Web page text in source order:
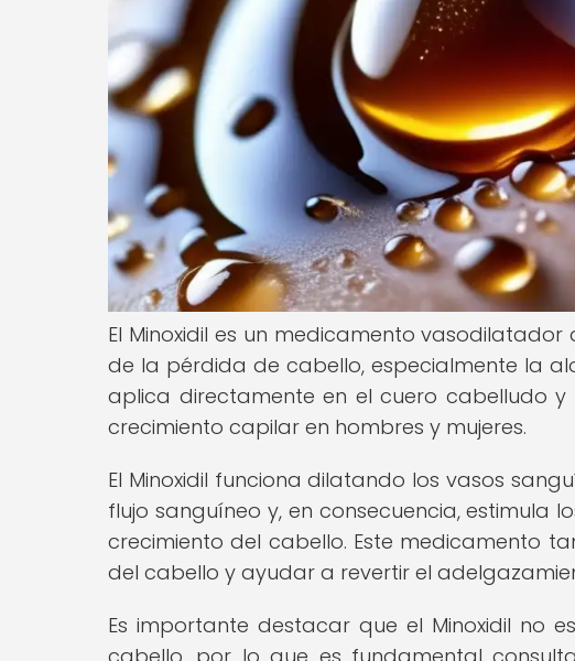
El Minoxidil es un medicamento
de la pérdida de cabello, especialmente la
aplica directamente en el cuero cabelludo
crecimiento capilar en hombres y mujeres.
El Minoxidil funciona dilatando los vasos
flujo sanguíneo y, en consecuencia, estimula
crecimiento del cabello. Este medicamento
del cabello y ayudar a revertir el
Es importante destacar que el Minoxidil no